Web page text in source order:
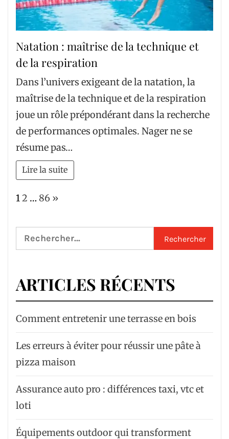
Natation : maîtrise de la technique et
de la respiration
Dans l’univers exigeant de la natation, la
maîtrise de la technique et de la respiration
joue un rôle prépondérant dans la recherche
de performances optimales. Nager ne se
résume pas…
Lire la suite
Page:
1 2 … 86 Next
»
Rechercher :
ARTICLES RÉCENTS
Comment entretenir une terrasse en bois
Les erreurs à éviter pour réussir une pâte à
pizza maison
Assurance auto pro : différences taxi, vtc et
loti
Équipements outdoor qui transforment